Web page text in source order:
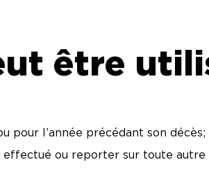
être
pour l’année précédant son décès;
ou reporter sur toute autre